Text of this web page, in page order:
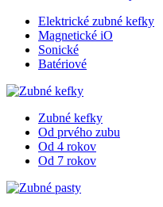
Elektrické zubné kefky
Magnetické iO
Sonické
Batériové
Zubné kefky
Od prvého zubu
Od 4 rokov
Od 7 rokov